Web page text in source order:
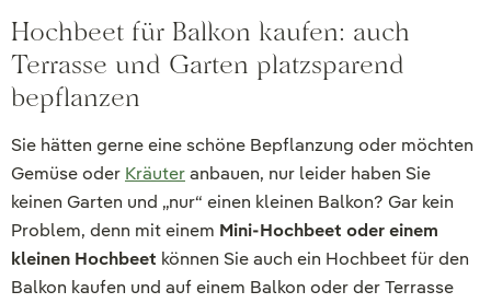
Hochbeet für Balkon kaufen: auch
Terrasse und Garten platzsparend
bepflanzen
Sie hätten gerne eine schöne Bepflanzung oder möchten
Gemüse oder Kräuteranbauen, nur leider haben Sie
keinen Garten und „nur“ einen kleinen Balkon? Gar kein
Problem, denn mit einem Mini-Hochbeet oder einem
kleinen Hochbeet können Sie auch ein Hochbeet für den
Balkon kaufen und auf einem Balkon oder der Terrasse